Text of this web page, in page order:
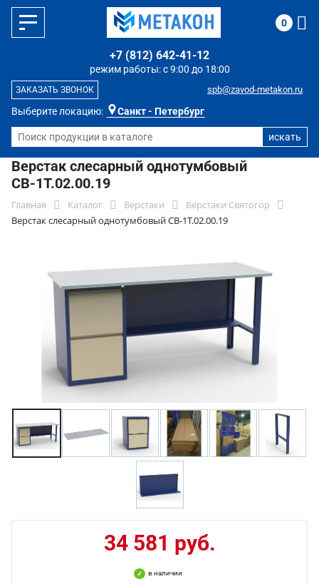
Выберите локацию: Санкт - Петербург
режим работы: с 9:00 до 18:00
+7 (812) 642-41-12
spb@zavod-metakon.ru
ЗАКАЗАТЬ ЗВОНОК
0
Верстак слесарный однотумбовый
СВ-1Т.02.00.19
Главная Каталог Верстаки
Верстаки Святогор
Верстак слесарный однотумбовый СВ-1Т.02.00.19
34 581 руб.
в наличии